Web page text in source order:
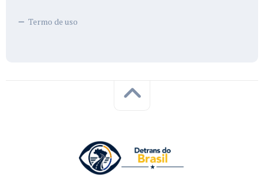
Termo de uso